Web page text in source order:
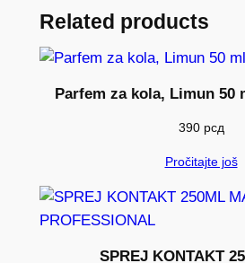
L
M
A
i
n
Related products
Parfem za kola, Limun 50
390 рсд
Pročitajte još
SPREJ KONTAKT